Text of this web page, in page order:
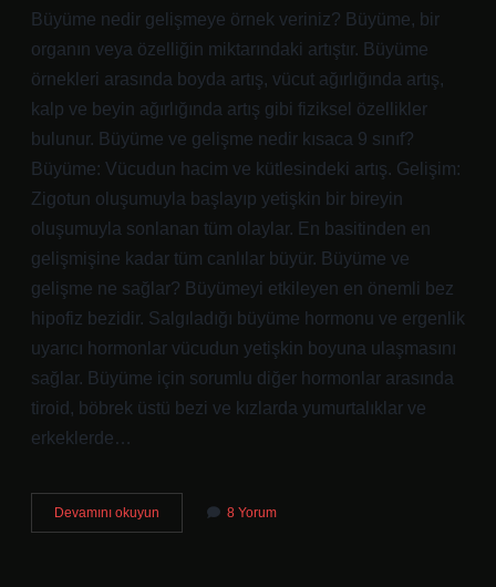
Büyüme nedir gelişmeye örnek veriniz? Büyüme, bir
organın veya özelliğin miktarındaki artıştır. Büyüme
örnekleri arasında boyda artış, vücut ağırlığında artış,
kalp ve beyin ağırlığında artış gibi fiziksel özellikler
bulunur. Büyüme ve gelişme nedir kısaca 9 sınıf?
Büyüme: Vücudun hacim ve kütlesindeki artış. Gelişim:
Zigotun oluşumuyla başlayıp yetişkin bir bireyin
oluşumuyla sonlanan tüm olaylar. En basitinden en
gelişmişine kadar tüm canlılar büyür. Büyüme ve
gelişme ne sağlar? Büyümeyi etkileyen en önemli bez
hipofiz bezidir. Salgıladığı büyüme hormonu ve ergenlik
uyarıcı hormonlar vücudun yetişkin boyuna ulaşmasını
sağlar. Büyüme için sorumlu diğer hormonlar arasında
tiroid, böbrek üstü bezi ve kızlarda yumurtalıklar ve
erkeklerde…
Devamını okuyun Büyüme
Ve
8 Yorum